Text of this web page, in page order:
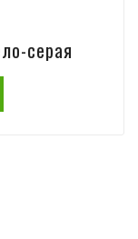
серая